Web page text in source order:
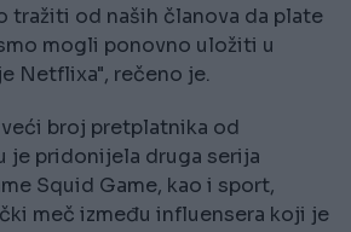
tražiti od naših članova da plate
mogli ponovno uložiti u
Netflixa", rečeno je.
broj pretplatnika od
je pridonijela druga serija
Squid Game, kao i sport,
meč između influensera koji je